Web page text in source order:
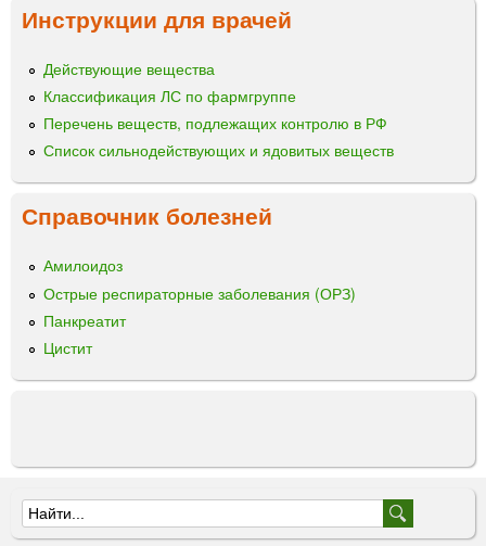
Инструкции для врачей
Действующие вещества
Классификация ЛС по фармгруппе
Перечень веществ, подлежащих контролю в РФ
Список сильнодействующих и ядовитых веществ
Справочник болезней
Амилоидоз
Острые респираторные заболевания (ОРЗ)
Панкреатит
Цистит
Ф